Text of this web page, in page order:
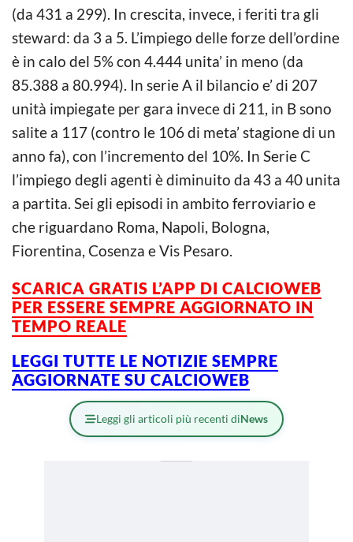
(da 431 a 299). In crescita, invece, i feriti tra gli
steward: da 3 a 5. L’impiego delle forze dell’ordine
è in calo del 5% con 4.444 unita’ in meno (da
85.388 a 80.994). In serie A il bilancio e’ di 207
unità impiegate per gara invece di 211, in B sono
salite a 117 (contro le 106 di meta’ stagione di un
anno fa), con l’incremento del 10%. In Serie C
l’impiego degli agenti è diminuito da 43 a 40 unita
a partita. Sei gli episodi in ambito ferroviario e
che riguardano Roma, Napoli, Bologna,
Fiorentina, Cosenza e Vis Pesaro.
SCARICA GRATIS L’APP DI CALCIOWEB
PER ESSERE SEMPRE AGGIORNATO IN
TEMPO REALE
LEGGI TUTTE LE NOTIZIE SEMPRE
AGGIORNATE SU CALCIOWEB
Leggi gli articoli più recenti diNews